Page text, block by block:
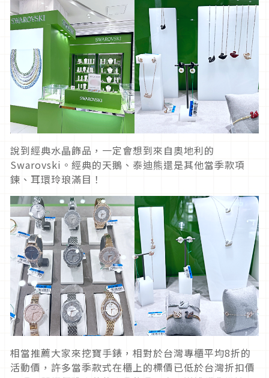
說到經典水晶飾品，一定會想到來自奧地利的
Swarovski。經典的天鵝、泰迪熊還是其他當季款項
鍊、耳環玲琅滿目！
相當推薦大家來挖寶手錶，相對於台灣專櫃平均8折的
活動價，許多當季款式在櫃上的標價已低於台灣折扣價